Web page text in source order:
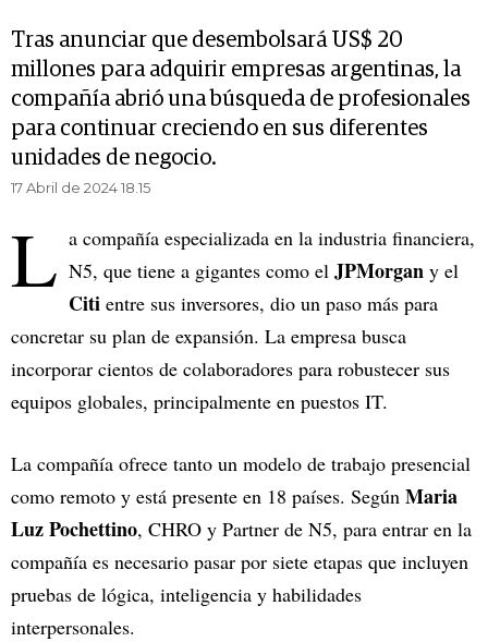
Tras anunciar que desembolsará US$ 20
millones para adquirir empresas argentinas, la
compañía abrió una búsqueda de profesionales
para continuar creciendo en sus diferentes
unidades de negocio.
17 Abril de 2024 18.15
L a compañía especializada en la industria financiera,
N5, que tiene a gigantes como el JPMorgan y el
Citi entre sus inversores, dio un paso más para
concretar su plan de expansión. La empresa busca
incorporar cientos de colaboradores para robustecer sus
equipos globales, principalmente en puestos IT.
La compañía ofrece tanto un modelo de trabajo presencial
como remoto y está presente en 18 países. Según Maria
Luz Pochettino, CHRO y Partner de N5, para entrar en la
compañía es necesario pasar por siete etapas que incluyen
pruebas de lógica, inteligencia y habilidades
interpersonales.